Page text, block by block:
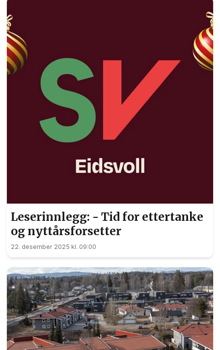
Leserinnlegg: - Tid for ettertanke
og nyttårsforsetter
22. desember 2025 kl. 09:00